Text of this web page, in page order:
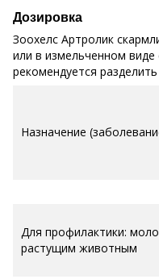
Дозировка
Зоохелс Артролик
или в измельченном
рекомендуется
Назначение
Для профилактики:
растущим животным